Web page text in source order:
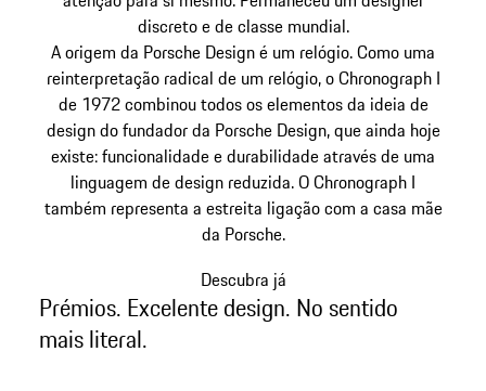
discreto e de classe mundial.
A origem da Porsche Design é um relógio. Como uma
reinterpretação radical de um relógio, o Chronograph I
de 1972 combinou todos os elementos da ideia de
design do fundador da Porsche Design, que ainda hoje
existe: funcionalidade e durabilidade através de uma
linguagem de design reduzida. O Chronograph I
também representa a estreita ligação com a casa mãe
da Porsche.
Descubra já
Prémios. Excelente design. No sentido
mais literal.